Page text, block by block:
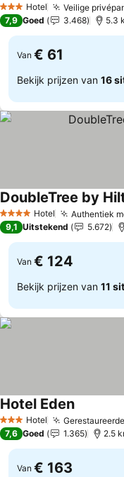
3 SterrenHotel Veilige
7,9 Goed 3.468 5.3
Van € 61
Bekijk prijzen van 16
4 SterrenHotel Authentiek
DoubleTree by
9,1 Uitstekend 5.672
Van € 124
Bekijk prijzen van 11
3 SterrenHotel
Hotel Eden
7,6 Goed 1.365 2.5
Van € 163